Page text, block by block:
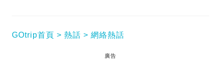
GOtrip首頁 熱話 網絡熱話
廣告